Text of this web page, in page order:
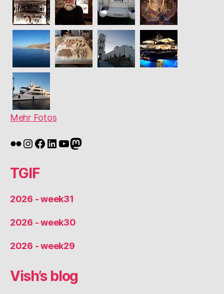
Mehr Fotos
Flickr
Instagram
Facebook
LinkedIn
YouTube
Mastodon
TGIF
2026 - week31
2026 - week30
2026 - week29
Vish’s blog